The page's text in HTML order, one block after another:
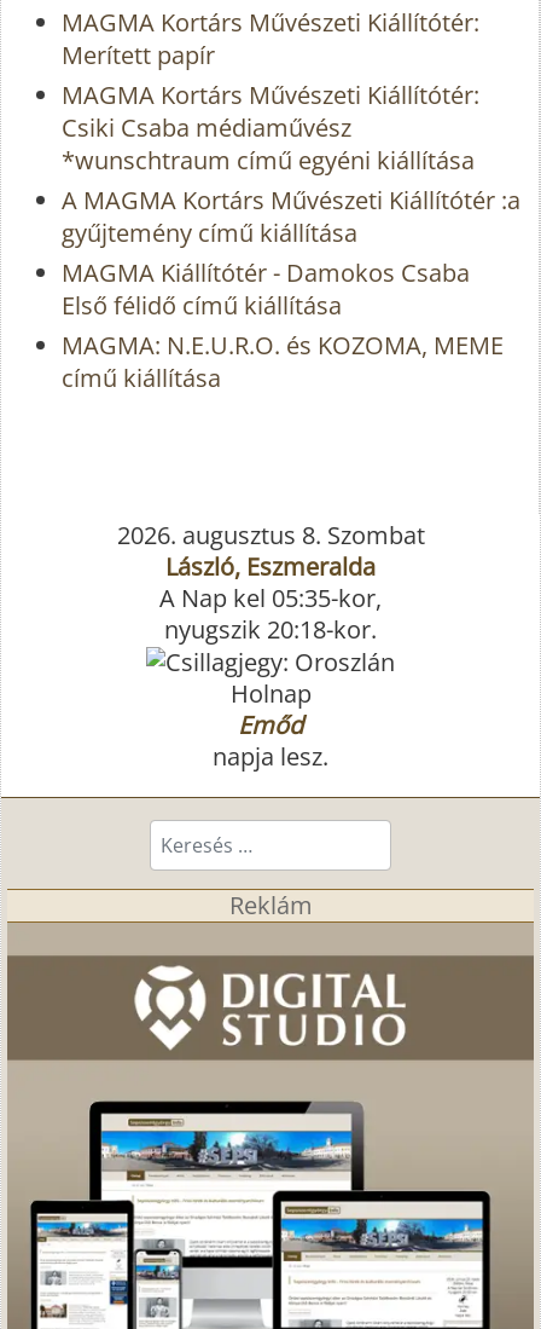
MAGMA Kortárs Művészeti Kiállítótér:
Merített papír
MAGMA Kortárs Művészeti Kiállítótér:
Csiki Csaba médiaművész
*wunschtraum című egyéni kiállítása
A MAGMA Kortárs Művészeti Kiállítótér :a
gyűjtemény című kiállítása
MAGMA Kiállítótér - Damokos Csaba
Első félidő című kiállítása
MAGMA: N.E.U.R.O. és KOZOMA, MEME
című kiállítása
2026. augusztus 8. Szombat
László, Eszmeralda
A Nap kel 05:35-kor,
nyugszik 20:18-kor.
Holnap
Emőd
napja lesz.
Keresés...
Reklám